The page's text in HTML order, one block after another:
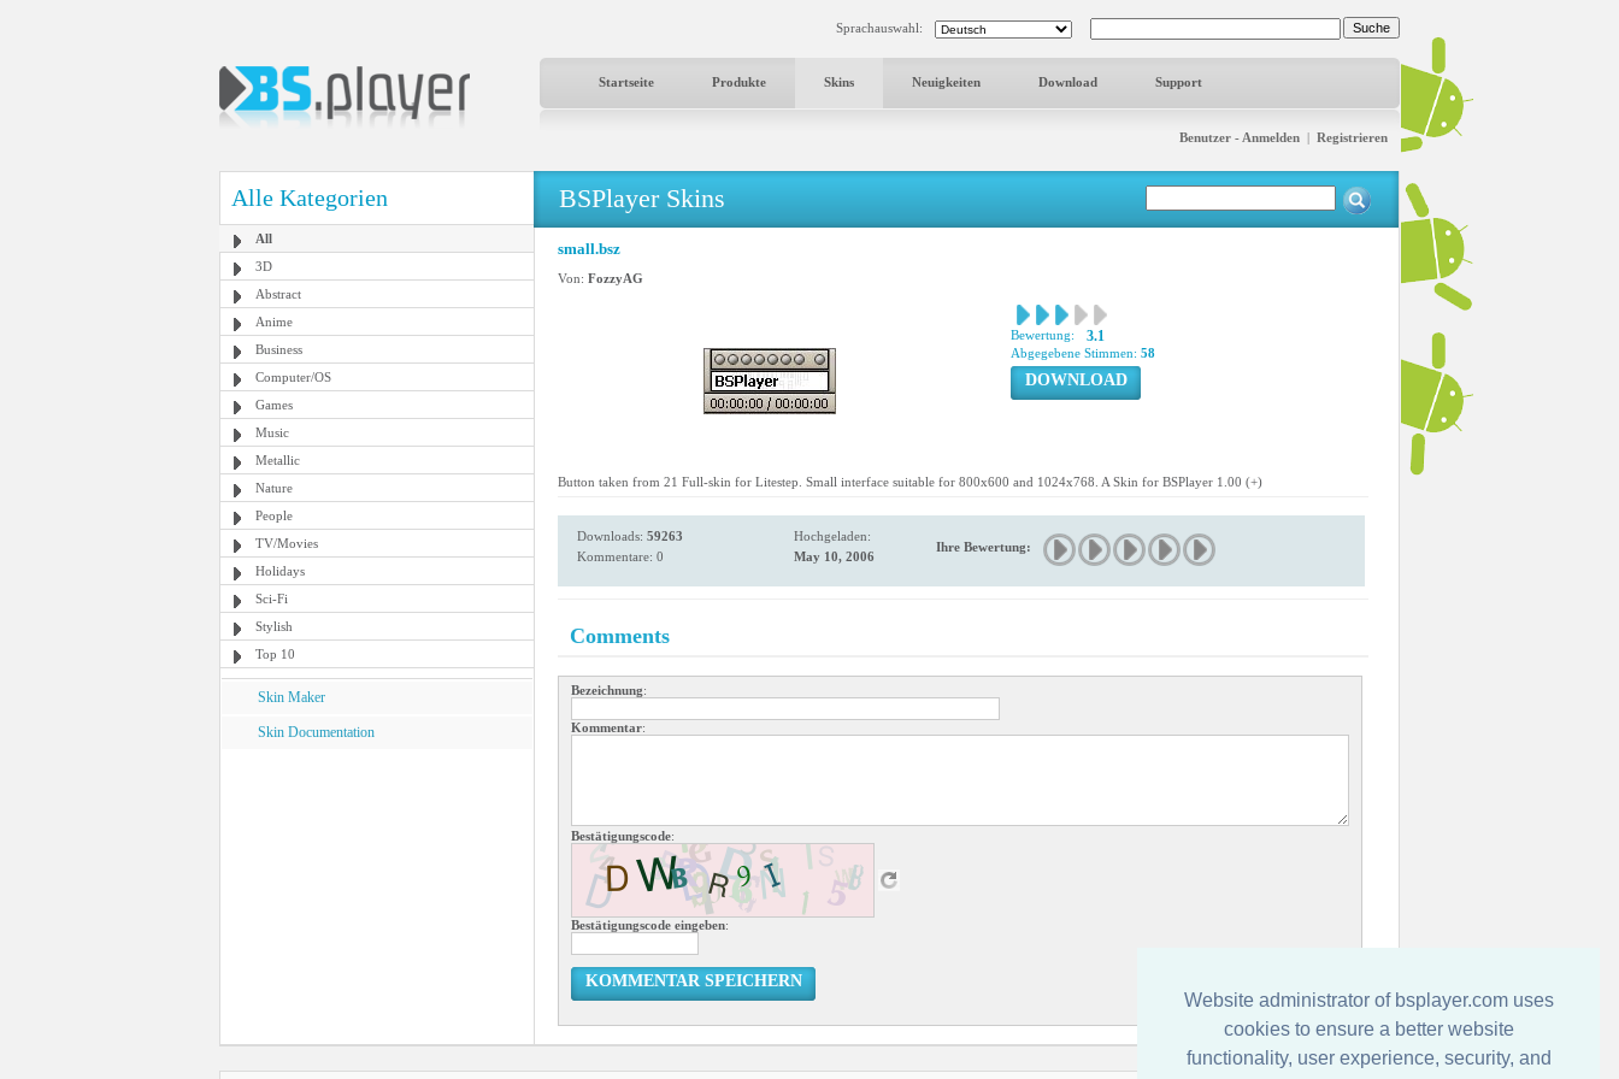
Website administrator of bsplayer.com uses
cookies to ensure a better website
functionality, user experience, security, and
Sprachauswahl:
Startseite Produkte Skins Neuigkeiten Download Support
Benutzer - Anmelden | Registrieren
Alle Kategorien
All
3D
Abstract
Anime
Business
Computer/OS
Games
Music
Metallic
Nature
People
TV/Movies
Holidays
Sci-Fi
Stylish
Top 10
Skin Maker
Skin Documentation
BSPlayer Skins
small.bsz
Von: FozzyAG
Bewertung: 3.1
Abgegebene Stimmen: 58
DOWNLOAD
Button taken from 21 Full-skin for Litestep. Small interface suitable for 800x600 and 1024x768. A Skin for BSPlayer 1.00 (+)
Downloads: 59263
Kommentare: 0
Hochgeladen:
May 10, 2006
Ihre Bewertung:
Comments
Bezeichnung:
Kommentar:
Bestätigungscode:
Bestätigungscode eingeben:
KOMMENTAR SPEICHERN